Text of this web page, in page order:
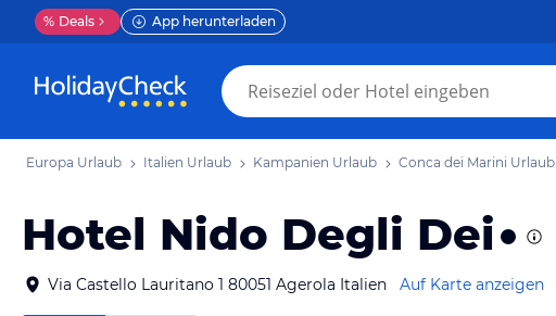
% Deals App herunterladen
Europa Urlaub Italien Urlaub Kampanien Urlaub Conca dei Marini Urlaub
Hotel Nido Degli Dei
Via Castello Lauritano 1 80051 Agerola Italien Auf Karte anzeigen